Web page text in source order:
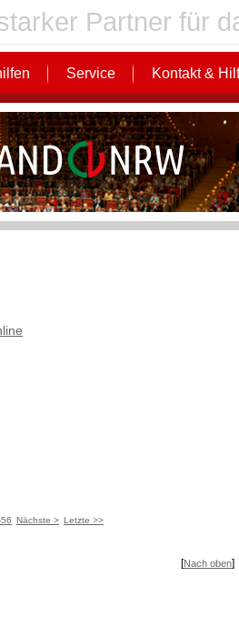
Partner für
Service Kontakt &
Nächste > Letzte >>
[Nach oben]